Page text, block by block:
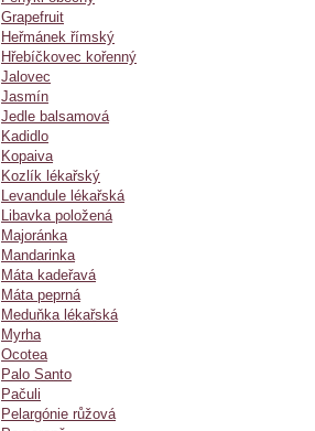
Grapefruit
Heřmánek římský
Hřebíčkovec kořenný
Jalovec
Jasmín
Jedle balsamová
Kadidlo
Kopaiva
Kozlík lékařský
Levandule lékařská
Libavka položená
Majoránka
Mandarinka
Máta kadeřavá
Máta peprná
Meduňka lékařská
Myrha
Ocotea
Palo Santo
Pačuli
Pelargónie růžová